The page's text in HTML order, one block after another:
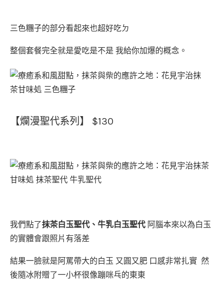
三色糰子的部分看起來也超好吃ㄉ
整個套餐完全就是愛吃是不是 我給你加爆的概念。
【爛漫聖代系列】 $130
我們點了抹茶白玉聖代、牛乳白玉聖代阿腦本來以為白玉
的實體會跟照片有落差
結果一臉就是阿罵帶大的白玉 又圓又肥 口感非常扎實 然
後隨冰附贈了一小杯很像蹦咪乓的東東